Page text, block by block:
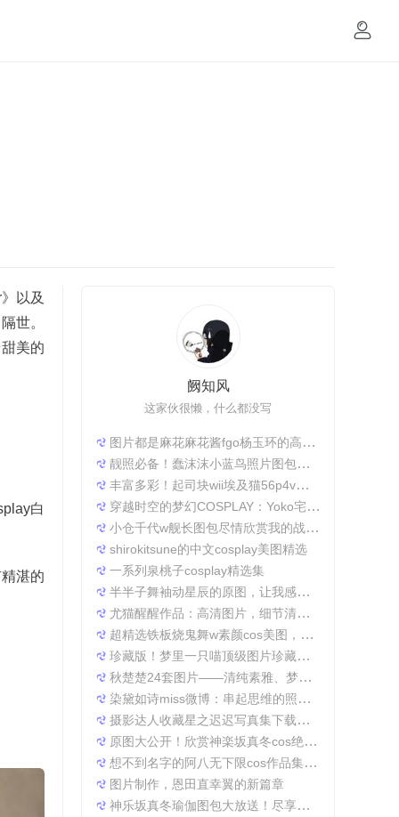
以及
世。
美的
白
湛的
阙知风
这家伙很懒，什么都没写
图片都是麻花麻花酱fgo杨玉环的高清照片，太好看了
靓照必备！蠢沫沫小蓝鸟照片图包合集
丰富多彩！起司块wii埃及猫56p4v照片精选大集合
穿越时空的梦幻COSPLAY：Yoko宅夏电子档图包
小仓千代w舰长图包尽情欣赏我的战场作品集
shirokitsune的中文cosplay美图精选
一系列泉桃子cosplay精选集
半半子舞袖动星辰的原图，让我感受到了摄影的魅力
尤猫醒醒作品：高清图片，细节清晰展现真实美。
超精选铁板烧鬼舞w素颜cos美图，一定不会让你失望
珍藏版！梦里一只喵顶级图片珍藏套装。
秋楚楚24套图片——清纯素雅、梦幻唯美，成就一张张经典美图。
染黛如诗miss微博：串起思维的照片收集
摄影达人收藏星之迟迟写真集下载，原图分享带来无限想象空间。
原图大公开！欣赏神楽坂真冬cos绝対服従的高清细节
想不到名字的阿八无下限cos作品集锦，带你领略不一般的角色扮演魅力
图片制作，恩田直幸翼的新篇章
神乐坂真冬瑜伽图包大放送！尽享原图精粹